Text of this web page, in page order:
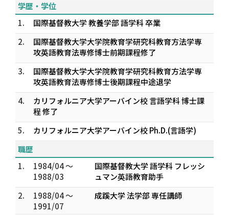
学歴・学位
1.
国際基督教大学 教養学部 語学科 卒業
2.
国際基督教大学大学院教育学研究科教育方法学専
攻英語教育法専修博士前期課程修了
3.
国際基督教大学大学院教育学研究科教育方法学専
攻英語教育法専修博士後期課程中途退学
4.
カリフォルニア大学アーバイン校 言語学科 博士課
程 修了
5.
カリフォルニア大学アーバイン校 Ph.D.(言語学)
職歴
1.
1984/04 ～
1988/03
国際基督教大学 語学科 フレッシ
ュマン英語教育助手
2.
1988/04 ～
1991/07
成蹊大学 法学部 専任講師